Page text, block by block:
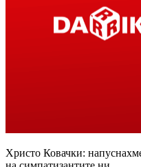
Христо Ковачки: